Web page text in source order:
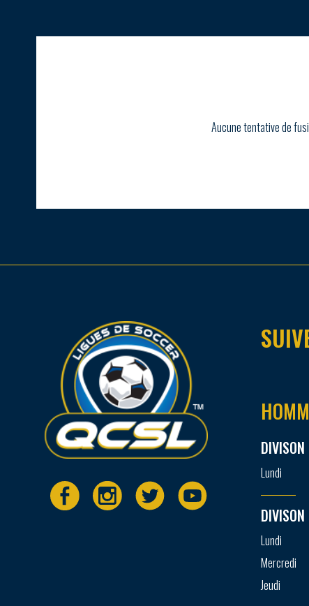
Aucune tentative de
DIVISON
Lundi
DIVISON
Lundi
Mercredi
Jeudi